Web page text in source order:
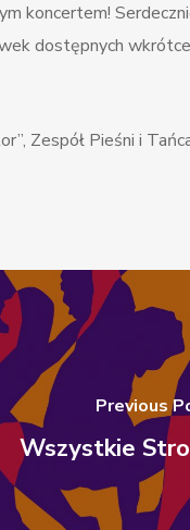
koncertem!
dostępnych
Zespół Pieśni i
Previous
Wszystkie